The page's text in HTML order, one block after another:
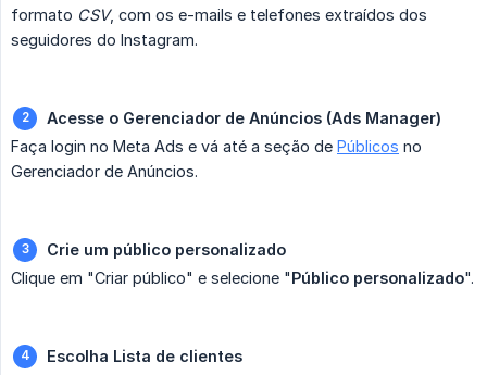
formato CSV, com os e-mails e telefones extraídos dos
seguidores do Instagram.
Acesse o Gerenciador de Anúncios (Ads Manager)
Faça login no Meta Ads e vá até a seção de Públicos no
Gerenciador de Anúncios.
Crie um público personalizado
Clique em "Criar público" e selecione "Público personalizado".
Escolha Lista de clientes